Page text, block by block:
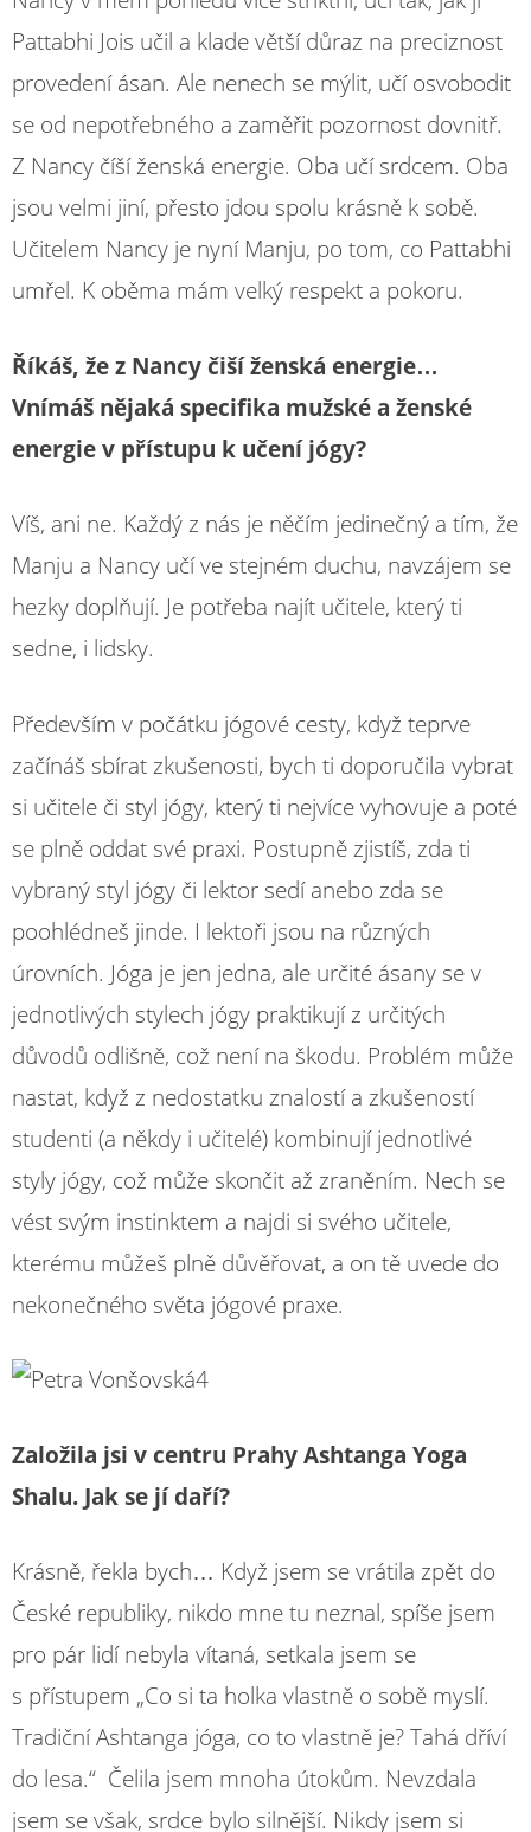
Pattabhi Jois učil a klade větší důraz na preciznost
provedení ásan. Ale nenech se mýlit, učí osvobodit
se od nepotřebného a zaměřit pozornost dovnitř.
Z Nancy číší ženská energie. Oba učí srdcem. Oba
jsou velmi jiní, přesto jdou spolu krásně k sobě.
Učitelem Nancy je nyní Manju, po tom, co Pattabhi
umřel. K oběma mám velký respekt a pokoru.
Říkáš, že z Nancy čiší ženská energie…
Vnímáš nějaká specifika mužské a ženské
energie v přístupu k učení jógy?
Víš, ani ne. Každý z nás je něčím jedinečný a tím, že
Manju a Nancy učí ve stejném duchu, navzájem se
hezky doplňují. Je potřeba najít učitele, který ti
sedne, i lidsky.
Především v počátku jógové cesty, když teprve
začínáš sbírat zkušenosti, bych ti doporučila vybrat
si učitele či styl jógy, který ti nejvíce vyhovuje a poté
se plně oddat své praxi. Postupně zjistíš, zda ti
vybraný styl jógy či lektor sedí anebo zda se
poohlédneš jinde. I lektoři jsou na různých
úrovních. Jóga je jen jedna, ale určité ásany se v
jednotlivých stylech jógy praktikují z určitých
důvodů odlišně, což není na škodu. Problém může
nastat, když z nedostatku znalostí a zkušeností
studenti (a někdy i učitelé) kombinují jednotlivé
styly jógy, což může skončit až zraněním. Nech se
vést svým instinktem a najdi si svého učitele,
kterému můžeš plně důvěřovat, a on tě uvede do
nekonečného světa jógové praxe.
Založila jsi v centru Prahy Ashtanga Yoga
Shalu. Jak se jí daří?
Krásně, řekla bych… Když jsem se vrátila zpět do
České republiky, nikdo mne tu neznal, spíše jsem
pro pár lidí nebyla vítaná, setkala jsem se
s přístupem „Co si ta holka vlastně o sobě myslí.
Tradiční Ashtanga jóga, co to vlastně je? Tahá dříví
do lesa.“ Čelila jsem mnoha útokům. Nevzdala
jsem se však, srdce bylo silnější. Nikdy jsem si